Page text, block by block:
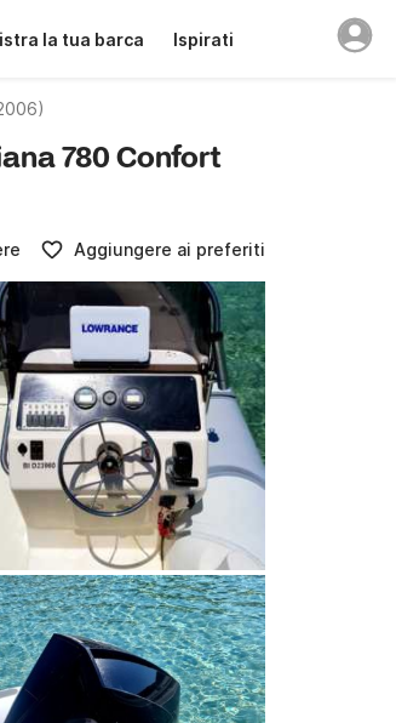
la tua barca Ispirati
780 Confort
Aggiungere ai preferiti